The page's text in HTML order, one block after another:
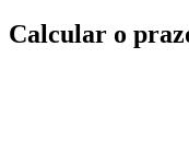
Calcular o